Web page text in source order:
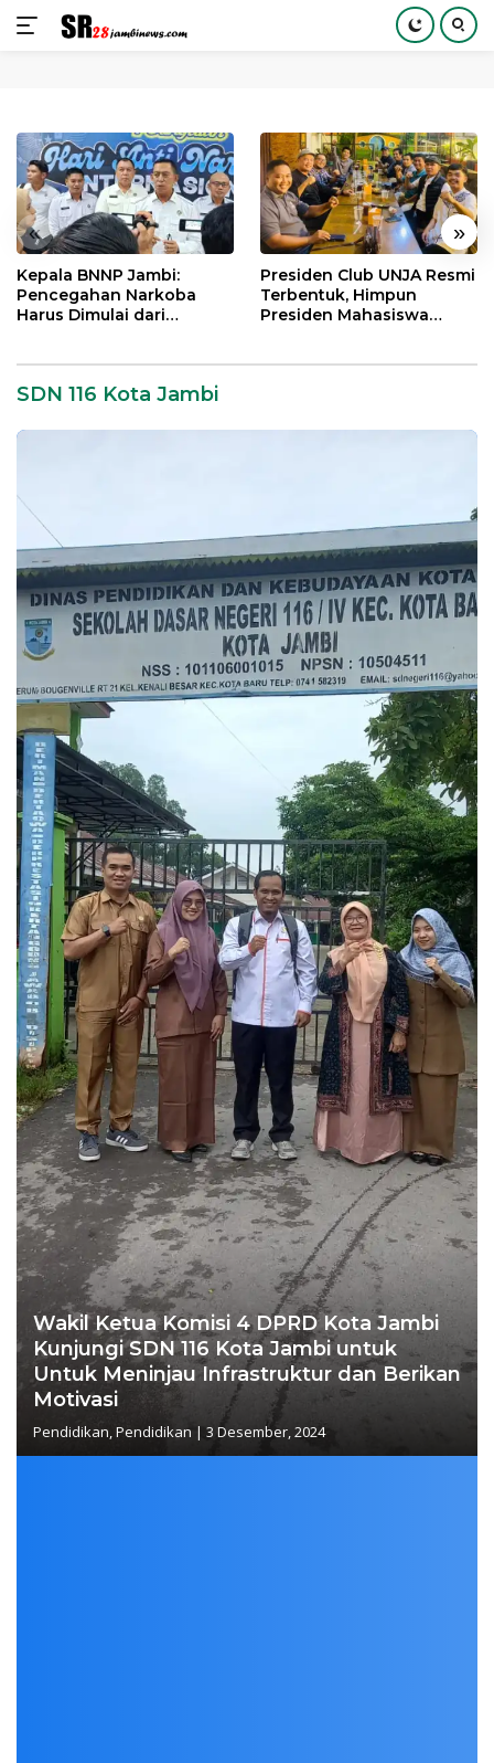
konten
« »
Kepala BNNP Jambi:
Pencegahan Narkoba
Harus Dimulai dari
Presiden Club UNJA Resmi
Terbentuk, Himpun
Presiden Mahasiswa
SDN 116 Kota Jambi
Wakil Ketua Komisi 4 DPRD Kota Jambi
Kunjungi SDN 116 Kota Jambi untuk
Untuk Meninjau Infrastruktur dan Berikan
Motivasi
Pendidikan,Pendidikan | 3 Desember, 2024